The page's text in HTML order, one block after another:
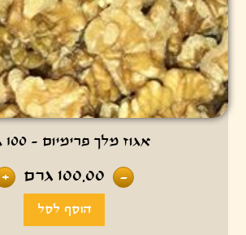
אגוז מלך פרימיום - 100 גרם
-
100.00 גרם +